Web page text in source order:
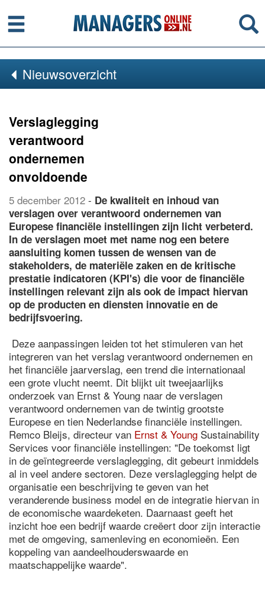
Menu
Nieuwsoverzicht
Verslaglegging
verantwoord
ondernemen
onvoldoende
5 december 2012 - De kwaliteit en inhoud van
verslagen over verantwoord ondernemen van
Europese financiële instellingen zijn licht verbeterd.
In de verslagen moet met name nog een betere
aansluiting komen tussen de wensen van de
stakeholders, de materiële zaken en de kritische
prestatie indicatoren (KPI's) die voor de financiële
instellingen relevant zijn als ook de impact hiervan
op de producten en diensten innovatie en de
bedrijfsvoering.
Deze aanpassingen leiden tot het stimuleren van het
integreren van het verslag verantwoord ondernemen en
het financiële jaarverslag, een trend die internationaal
een grote vlucht neemt. Dit blijkt uit tweejaarlijks
onderzoek van Ernst & Young naar de verslagen
verantwoord ondernemen van de twintig grootste
Europese en tien Nederlandse financiële instellingen.
Remco Bleijs, directeur van Ernst & Young Sustainability
Services voor financiële instellingen: "De toekomst ligt
in de geïntegreerde verslaglegging, dit gebeurt inmiddels
al in veel andere sectoren. Deze verslaglegging helpt de
organisatie een beschrijving te geven van het
veranderende business model en de integratie hiervan in
de economische waardeketen. Daarnaast geeft het
inzicht hoe een bedrijf waarde creëert door zijn interactie
met de omgeving, samenleving en economieën. Een
koppeling van aandeelhouderswaarde en
maatschappelijke waarde".